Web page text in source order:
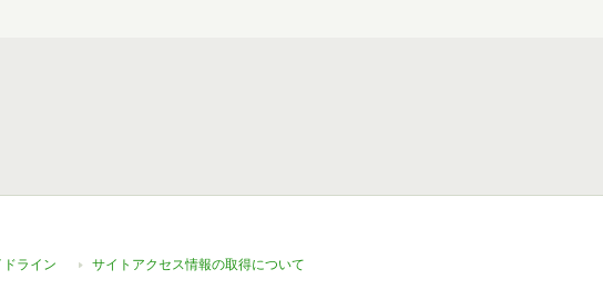
ライン サイトアクセス情報の取得について